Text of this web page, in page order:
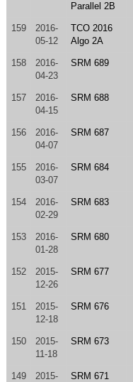
Parallel 2B
159
2016-
05-12
TCO 2016
Algo 2A
158
2016-
04-23
SRM 689
157
2016-
04-15
SRM 688
156
2016-
04-07
SRM 687
155
2016-
03-07
SRM 684
154
2016-
02-29
SRM 683
153
2016-
01-28
SRM 680
152
2015-
12-26
SRM 677
151
2015-
12-18
SRM 676
150
2015-
11-18
SRM 673
149
2015-
SRM 671